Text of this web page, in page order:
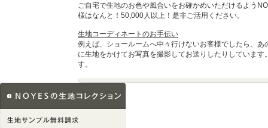
ご自宅で生地のお色や風合いをお確かめいただけるよう
様はなんと！50,000人以上！是非ご活用ください。
生地コーディネートのお手伝い
例えば、ショールームへ中々行けないお客様でしたら、
に生地をかけてお写真を撮影してお送りしたりしていま
す。